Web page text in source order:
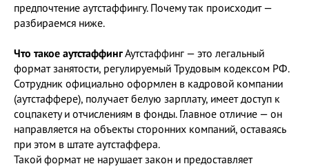
предпочтение аутстаффингу. Почему так происходит —
разбираемся ниже.
Что такое аутстаффингАутстаффинг — это легальный
формат занятости, регулируемый Трудовым кодексом РФ.
Сотрудник официально оформлен в кадровой компании
(аутстаффере), получает белую зарплату, имеет доступ к
соцпакету и отчислениям в фонды. Главное отличие — он
направляется на объекты сторонних компаний, оставаясь
при этом в штате аутстаффера.
Такой формат не нарушает закон и предоставляет